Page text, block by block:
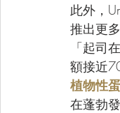
此外，
推出更
「起司
額接近
植物性
在蓬勃